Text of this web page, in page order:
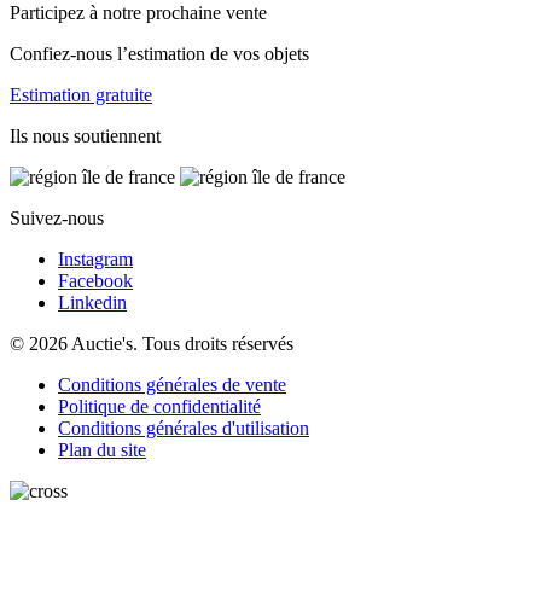
Participez à notre prochaine vente
Confiez-nous l’estimation de vos objets
Estimation gratuite
Ils nous soutiennent
Suivez-nous
Instagram
Facebook
Linkedin
© 2026 Auctie's. Tous droits réservés
Conditions générales de vente
Politique de confidentialité
Conditions générales d'utilisation
Plan du site